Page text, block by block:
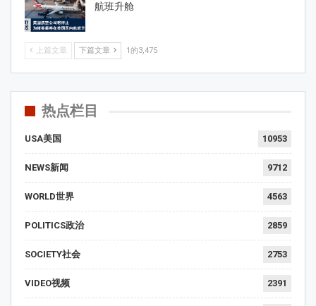
航班升舱
上篇文章 下篇文章 1的3,475
热点栏目
USA美国 10953
NEWS新闻 9712
WORLD世界 4563
POLITICS政治 2859
SOCIETY社会 2753
VIDEO视频 2391